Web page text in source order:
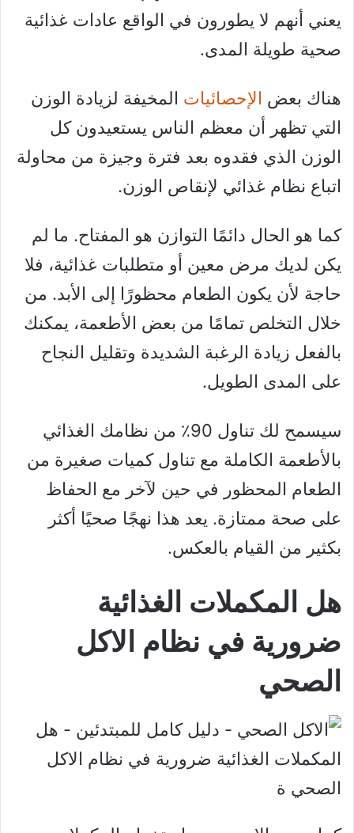
يعني أنهم لا يطورون في الواقع عادات غذائية
صحية طويلة المدى.
هناك بعض الإحصائيات المخيفة لزيادة الوزن
التي تظهر أن معظم الناس يستعيدون كل
الوزن الذي فقدوه بعد فترة وجيزة من محاولة
اتباع نظام غذائي لإنقاص الوزن.
كما هو الحال دائمًا التوازن هو المفتاح. ما لم
يكن لديك مرض معين أو متطلبات غذائية، فلا
حاجة لأن يكون الطعام محظورًا إلى الأبد. من
خلال التخلص تمامًا من بعض الأطعمة، يمكنك
بالفعل زيادة الرغبة الشديدة وتقليل النجاح
على المدى الطويل.
سيسمح لك تناول 90٪ من نظامك الغذائي
بالأطعمة الكاملة مع تناول كميات صغيرة من
الطعام المحظور في حين لآخر مع الحفاظ
على صحة ممتازة. يعد هذا نهجًا صحيًا أكثر
بكثير من القيام بالعكس.
هل المكملات الغذائية
ضرورية في نظام الاكل
الصحي